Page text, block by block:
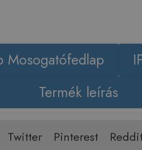
Mosogatófedlap
Termék leírás
Twitter Pinterest